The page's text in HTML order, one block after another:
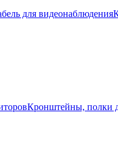
для видеонаблюдения
Кронштейны, полки